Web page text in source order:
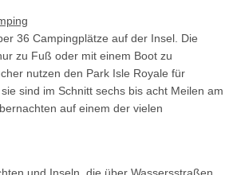
36 Campingplätze auf der Insel. Die
zu Fuß oder mit einem Boot zu
nutzen den Park Isle Royale für
sind im Schnitt sechs bis acht Meilen am
auf einem der vielen